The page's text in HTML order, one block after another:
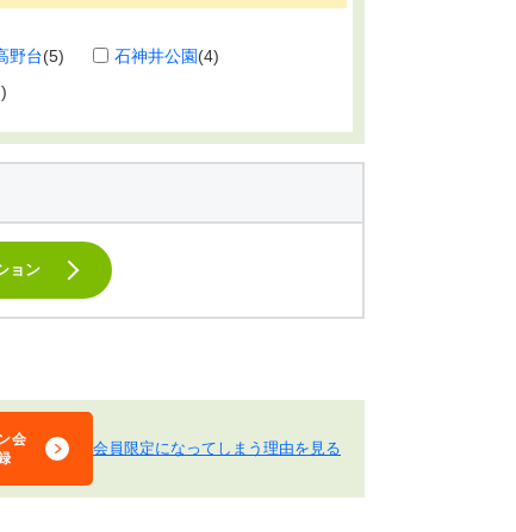
野台(5) 石神井公園(4)
ョン
会
会員限定になってしまう理由を見る